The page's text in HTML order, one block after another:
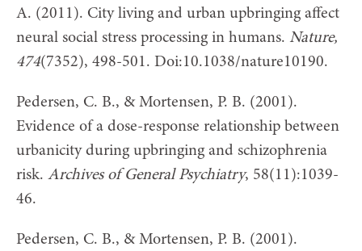
A. (2011). City living and urban upbringing affect
neural social stress processing in humans. Nature,
474(7352), 498-501. Doi:10.1038/nature10190.
Pedersen, C. B., & Mortensen, P. B. (2001).
Evidence of a dose-response relationship between
urbanicity during upbringing and schizophrenia
risk. Archives of General Psychiatry, 58(11):1039-
46.
Pedersen, C. B., & Mortensen, P. B. (2001).